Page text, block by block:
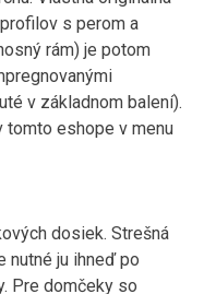
s perom a
rám) je potom
v základnom balení).
tomto eshope v menu
dosiek. Strešná
nutné ju ihneď po
Pre domčeky so